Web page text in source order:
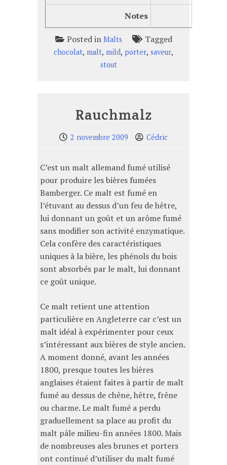
Notes
Posted in Malts Tagged
chocolat, malt, mild, porter, saveur,
stout
Rauchmalz
2 novembre 2009 Cédric
C’est un malt allemand fumé utilisé
pour produire les bières fumées
Bamberger. Ce malt est fumé en
l’étuvant au dessus d’un feu de hêtre,
lui donnant un goût et un arôme fumé
sans modifier son activité enzymatique.
Cela confère des caractéristiques
uniques à la bière, les phénols du bois
sont absorbés par le malt, lui donnant
ce goût unique.
Ce malt retient une attention
particulière en Angleterre car c’est un
malt idéal à expérimenter pour ceux
s’intéressant aux bières de style ancien.
A moment donné, avant les années
1800, presque toutes les bières
anglaises étaient faites à partir de malt
fumé au dessus de chêne, hêtre, frêne
ou charme. Le malt fumé a perdu
graduellement sa place au profit du
malt pâle milieu-fin années 1800. Mais
de nombreuses ales brunes et porters
ont continué d’utiliser du malt fumé